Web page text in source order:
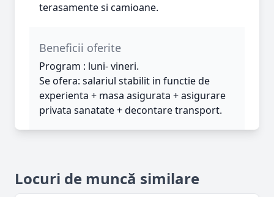
terasamente si camioane.
Beneficii oferite
Program : luni- vineri.
Se ofera: salariul stabilit in functie de
experienta + masa asigurata + asigurare
privata sanatate + decontare transport.
Locuri de muncă similare